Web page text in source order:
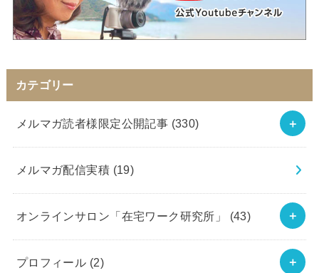
カテゴリー
メルマガ読者様限定公開記事 (330)
メルマガ配信実積 (19)
オンラインサロン「在宅ワーク研究所」 (43)
プロフィール (2)